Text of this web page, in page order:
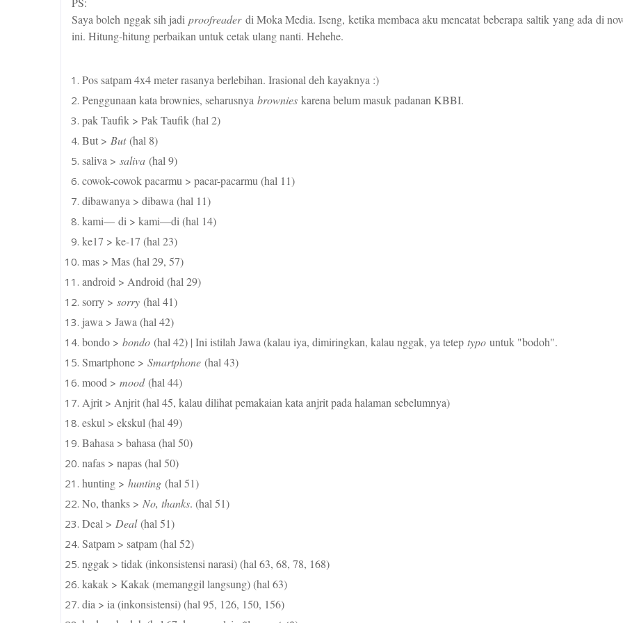
Saya boleh nggak sih jadiproofreaderdi Moka Media. Iseng, ketika membaca aku mencatat beberapa saltik yang ada di
ini. Hitung-hitung perbaikan untuk cetak ulang nanti. Hehehe.
Pos satpam 4x4 meter rasanya berlebihan. Irasional deh kayaknya :)
Penggunaan kata brownies, seharusnya brownies karena belum masuk padanan KBBI.
pak Taufik > Pak Taufik (hal 2)
But > But(hal 8)
saliva > saliva (hal 9)
cowok-cowok pacarmu > pacar-pacarmu (hal 11)
dibawanya > dibawa (hal 11)
kami— di > kami—di (hal 14)
ke17 > ke-17 (hal 23)
mas > Mas (hal 29, 57)
android > Android (hal 29)
sorry > sorry (hal 41)
jawa > Jawa (hal 42)
bondo > bondo (hal 42) | Ini istilah Jawa (kalau iya, dimiringkan, kalau nggak, ya tetep typo untuk "bodoh".
Smartphone > Smartphone (hal 43)
mood > mood(hal 44)
Ajrit > Anjrit (hal 45, kalau dilihat pemakaian kata anjrit pada halaman sebelumnya)
eskul > ekskul (hal 49)
Bahasa > bahasa (hal 50)
nafas > napas (hal 50)
hunting > hunting (hal 51)
No, thanks > No, thanks. (hal 51)
Deal > Deal(hal 51)
Satpam > satpam (hal 52)
nggak > tidak (inkonsistensi narasi) (hal 63, 68, 78, 168)
kakak > Kakak (memanggil langsung) (hal 63)
dia > ia (inkonsistensi) (hal 95, 126, 150, 156)